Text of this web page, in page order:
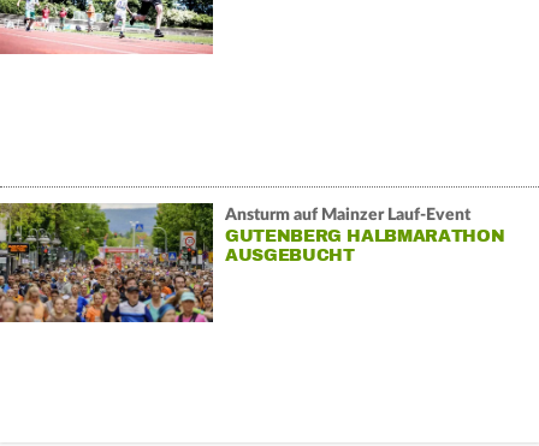
Ansturm auf Mainzer Lauf-Event
GUTENBERG HALBMARATHON
AUSGEBUCHT